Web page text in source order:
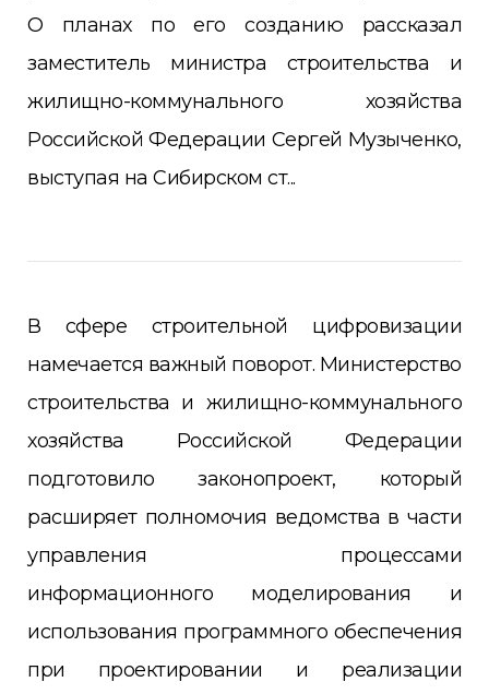
О планах по его созданию рассказал
заместитель министра строительства и
жилищно-коммунального хозяйства
Российской Федерации Сергей Музыченко,
выступая на Сибирском ст...
В сфере строительной цифровизации
намечается важный поворот. Министерство
строительства и жилищно-коммунального
хозяйства Российской Федерации
подготовило законопроект, который
расширяет полномочия ведомства в части
управления процессами
информационного моделирования и
использования программного обеспечения
при проектировании и реализации